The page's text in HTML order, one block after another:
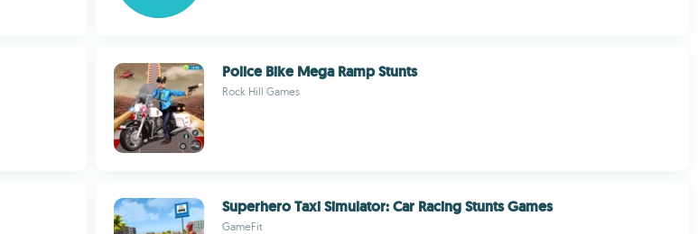
Police Bike Mega Ramp Stunts
Rock Hill Games
Superhero Taxi Simulator: Car Racing Stunts Games
GameFit